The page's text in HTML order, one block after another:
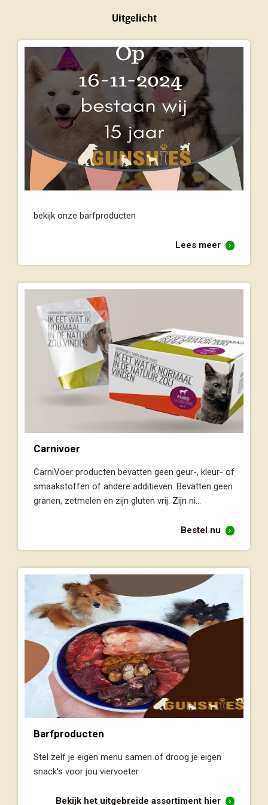
Uitgelicht
bekijk onze barfproducten
Lees meer
Carnivoer
CarniVoer producten bevatten geen geur-, kleur- of
smaakstoffen of andere additieven. Bevatten geen
granen, zetmelen en zijn gluten vrij. Zijn ni...
Bestel nu
Barfproducten
Stel zelf je eigen menu samen of droog je eigen
snack's voor jou viervoeter
Bekijk het uitgebreide assortiment hier